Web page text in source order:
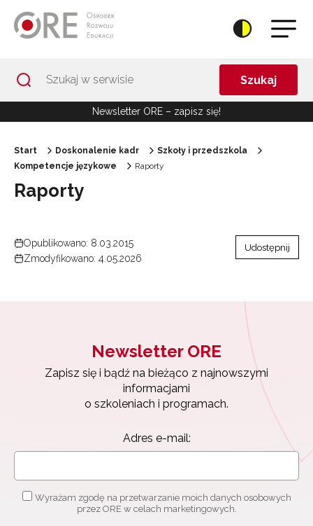
Szukaj
Newsletter ORE – zapisz się!
Start Doskonalenie kadr
Szkoły i przedszkola
Kompetencje językowe
Raporty
Raporty
Opublikowano: 8.03.2015
Zmodyfikowano: 4.05.2026
Udostępnij
Newsletter ORE
Zapisz się i bądź na bieżąco z najnowszymi
informacjami
o szkoleniach i programach.
Adres e-mail:
Wyrażam zgodę na przetwarzanie moich danych osobowych
przez ORE w celach marketingowych.